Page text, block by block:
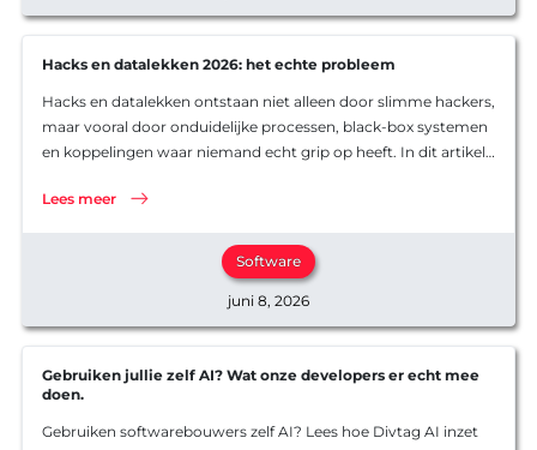
Hacks en datalekken 2026: het echte probleem
Hacks en datalekken ontstaan niet alleen door slimme hackers,
maar vooral door onduidelijke processen, black-box systemen
en koppelingen waar niemand echt grip op heeft. In dit artikel
weten waar hun data staat, hoe systemen gekoppeld zijn en
je voorkomt misschien niet elke hack, maar je kunt de impact
wel fors beperken met meer zichtbaarheid, controle en veilige
Lees meer
Software
juni 8, 2026
Gebruiken jullie zelf AI? Wat onze developers er echt mee
doen.
Gebruiken softwarebouwers zelf AI? Lees hoe Divtag AI inzet